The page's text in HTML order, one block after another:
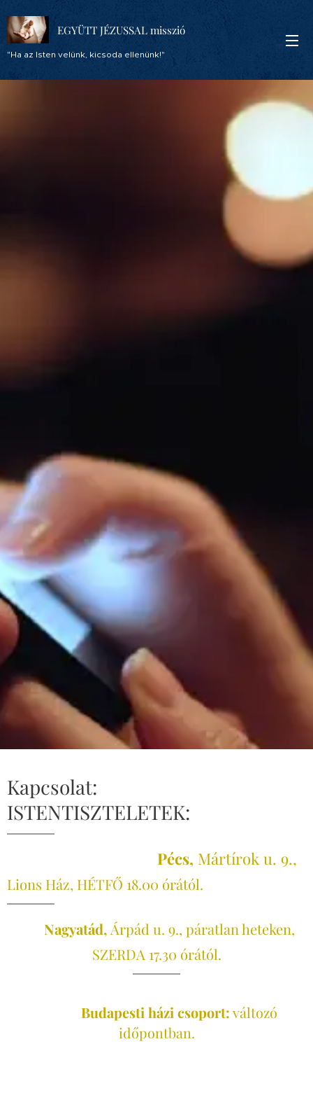
EGYÜTT JÉZUSSAL misszió
"Ha az Isten velünk, kicsoda ellenünk!"
Kapcsolat:
ISTENTISZTELETEK:
Pécs, Mártírok u. 9.,
Lions Ház, HÉTFŐ 18.00 órától.
Nagyatád,Árpád u. 9., páratlan heteken,
SZERDA 17.30 órától.
Budapesti házi csoport:változó
időpontban.